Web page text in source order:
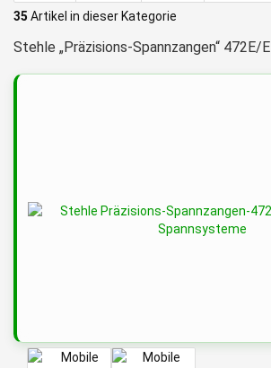
35 Artikel in dieser Kategorie
Stehle „Präzisions-Spannzangen“ 472E/